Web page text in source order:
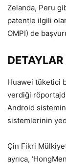
Zelanda, Peru
patentle ilgili
OMPI) de
Huawei tüketici
verdiği
Android
sistemlerinin
Çin Fikri
ayrıca,